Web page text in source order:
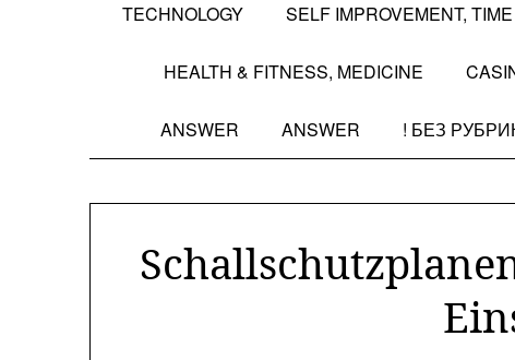
TECHNOLOGY SELF IMPROVEMENT,
HEALTH & FITNESS, MEDICINE
ANSWER ANSWER ! БЕЗ